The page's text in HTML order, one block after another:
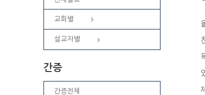
교회별
설교자별
간증
간증전체